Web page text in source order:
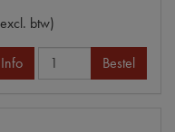
btw)
Info Bestel